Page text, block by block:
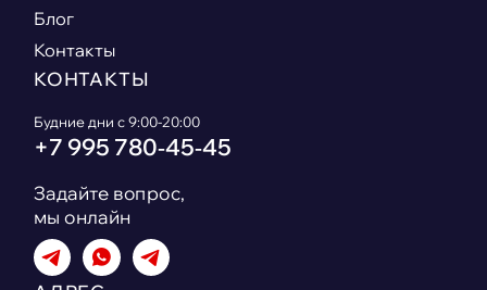
Блог
Контакты
КОНТАКТЫ
Будние дни с 9:00-20:00
+7 995 780‑45‑45
Задайте вопрос,
мы онлайн